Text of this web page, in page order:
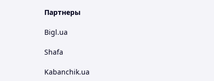
Партнеры
Bigl.ua
Shafa
Kabanchik.ua